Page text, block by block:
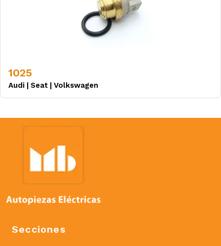
1025
Audi | Seat | Volkswagen
Secciones